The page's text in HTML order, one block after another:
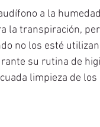
a la
la transpiración,
no los esté
su rutina de
limpieza de